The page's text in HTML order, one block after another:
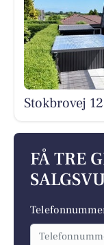
Stokbrovej
FÅ TRE